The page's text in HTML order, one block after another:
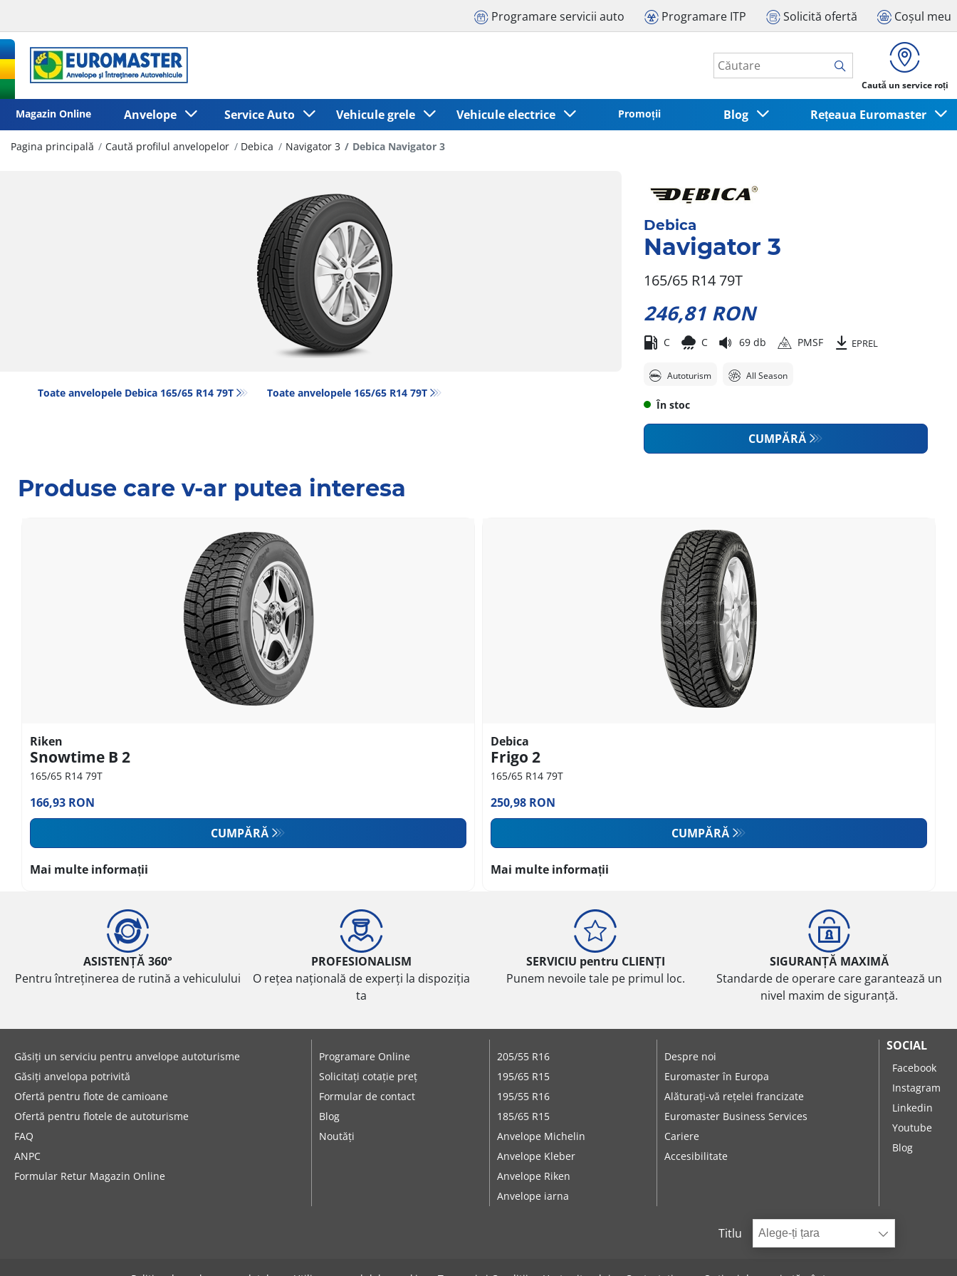
Programare servicii auto Programare ITP Solicită ofertă Coșul meu
Caută un service roți
Magazin Online Anvelope Service Auto Vehicule grele Vehicule electrice Promoții Blog Rețeaua Euromaster
Pagina principală Caută profilul anvelopelor Debica Navigator 3 Debica Navigator 3
Toate anvelopele Debica 165/65 R14 79T Toate anvelopele‎ 165/65 R14 79T
Debica
Navigator 3
165/65 R14 79T
246,81 RON
C C 69 db PMSF EPREL
Autoturism All Season
În stoc
CUMPĂRĂ
Produse care v-ar putea interesa
Riken
Snowtime B 2
165/65 R14 79T
166,93 RON
CUMPĂRĂ
Mai multe informații
Debica
Frigo 2
165/65 R14 79T
250,98 RON
CUMPĂRĂ
Mai multe informații
ASISTENȚĂ 360°
Pentru întreținerea de rutină a vehiculului
PROFESIONALISM
O rețea națională de experți la dispoziția
ta
SERVICIU pentru CLIENȚI
Punem nevoile tale pe primul loc.
SIGURANȚĂ MAXIMĂ
Standarde de operare care garantează un
nivel maxim de siguranță.
Găsiți un serviciu pentru anvelope autoturisme
Găsiți anvelopa potrivită
Ofertă pentru flote de camioane
Ofertă pentru flotele de autoturisme
FAQ
ANPC
Formular Retur Magazin Online
Programare Online
Solicitați cotație preț
Formular de contact
Blog
Noutăți
205/55 R16
195/65 R15
195/55 R16
185/65 R15
Anvelope Michelin
Anvelope Kleber
Anvelope Riken
Anvelope iarna
Despre noi
Euromaster în Europa
Alăturați-vă rețelei francizate
Euromaster Business Services
Cariere
Accesibilitate
SOCIAL
Facebook
Instagram
Linkedin
Youtube
Blog
Titlu Alege-ți țara